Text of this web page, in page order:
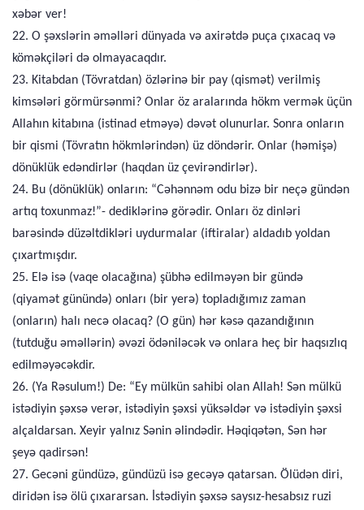
xəbər ver!
22. O şəxslərin əməlləri dünyada və axirətdə puça çıxacaq və
köməkçiləri də olmayacaqdır.
23. Kitabdan (Tövratdan) özlərinə bir pay (qismət) verilmiş
kimsələri görmürsənmi? Onlar öz aralarında hökm vermək üçün
Allahın kitabına (istinad etməyə) dəvət olunurlar. Sonra onların
bir qismi (Tövratın hökmlərindən) üz döndərir. Onlar (həmişə)
dönüklük edəndirlər (haqdan üz çevirəndirlər).
24. Bu (dönüklük) onların: “Cəhənnəm odu bizə bir neçə gündən
artıq toxunmaz!”- dediklərinə görədir. Onları öz dinləri
barəsində düzəltdikləri uydurmalar (iftiralar) aldadıb yoldan
çıxartmışdır.
25. Elə isə (vaqe olacağına) şübhə edilməyən bir gündə
(qiyamət günündə) onları (bir yerə) topladığımız zaman
(onların) halı necə olacaq? (O gün) hər kəsə qazandığının
(tutduğu əməllərin) əvəzi ödəniləcək və onlara heç bir haqsızlıq
edilməyəcəkdir.
26. (Ya Rəsulum!) De: “Ey mülkün sahibi olan Allah! Sən mülkü
istədiyin şəxsə verər, istədiyin şəxsi yüksəldər və istədiyin şəxsi
alçaldarsan. Xeyir yalnız Sənin əlindədir. Həqiqətən, Sən hər
şeyə qadirsən!
27. Gecəni gündüzə, gündüzü isə gecəyə qatarsan. Ölüdən diri,
diridən isə ölü çıxararsan. İstədiyin şəxsə saysız-hesabsız ruzi